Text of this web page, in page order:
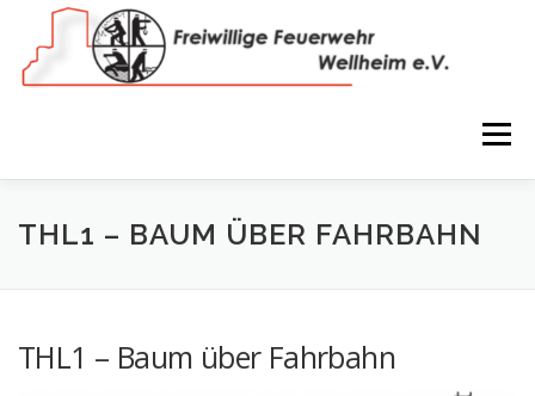
springen
Menü
NEWS VEREIN 150 JAHRE FEUERWEHR
THL1 – BAUM ÜBER FAHRBAHN
THL1 – Baum über Fahrbahn